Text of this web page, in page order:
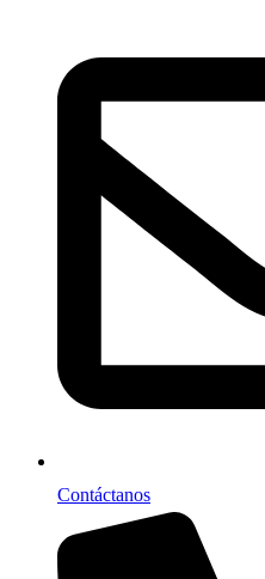
Contáctanos